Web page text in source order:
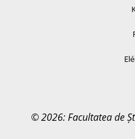
© 2026: Facultatea de